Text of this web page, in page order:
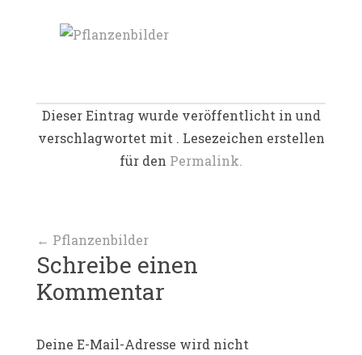
Dieser Eintrag wurde veröffentlicht in und
verschlagwortet mit . Lesezeichen erstellen
für den Permalink.
Beitragsnavigation
← Pflanzenbilder
Schreibe einen
Kommentar
Deine E-Mail-Adresse wird nicht